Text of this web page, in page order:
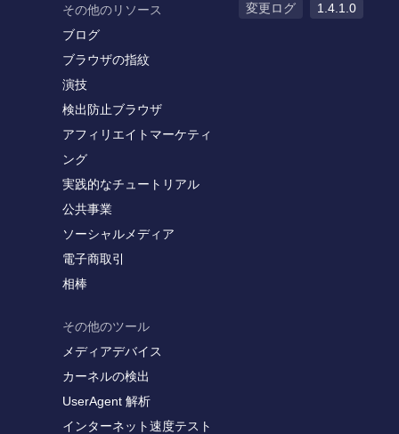
その他のリソース
ブログ
ブラウザの指紋
演技
検出防止ブラウザ
アフィリエイトマーケティ
ング
実践的なチュートリアル
公共事業
ソーシャルメディア
電子商取引
相棒
その他のツール
メディアデバイス
カーネルの検出
UserAgent 解析
インターネット速度テスト
変更ログ 1.4.1.0